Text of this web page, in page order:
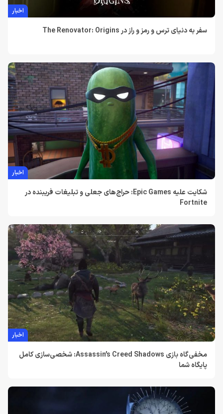
اخبار
سفر به دنیای ترس و رمز و راز در The Renovator: Origins
اخبار
شکایت علیه Epic Games: حراج‌های جعلی و تبلیغات فریبنده در
Fortnite
اخبار
مخفی‌گاه بازی Assassin’s Creed Shadows: شخصی‌سازی کامل
پایگاه شما